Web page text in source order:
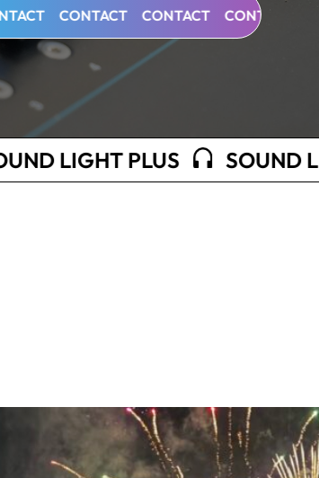
CONTACT CONTACT CONTACT
PLUS SOUND LIGHT